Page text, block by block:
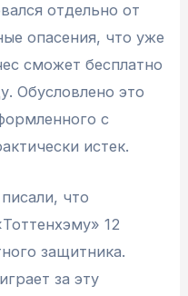
отдельно от
опасения, что уже
сможет бесплатно
Обусловлено это
с
истек.
что
12
защитника.
за эту